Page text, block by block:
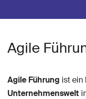
Agile
Agile Führung ist ein
Unternehmenswelt